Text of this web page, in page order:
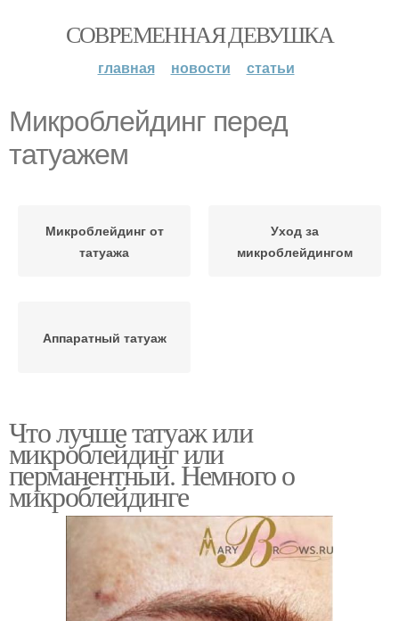
СОВРЕМЕННАЯ ДЕВУШКА
главная новости статьи
Микроблейдинг перед
татуажем
Микроблейдинг от
татуажа
Уход за
микроблейдингом
Аппаратный татуаж
Что лучше татуаж или
микроблейдинг или
перманентный. Немного о
микроблейдинге